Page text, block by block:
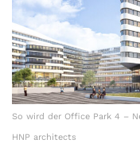
So wird der Office Park 4 –
HNP architects